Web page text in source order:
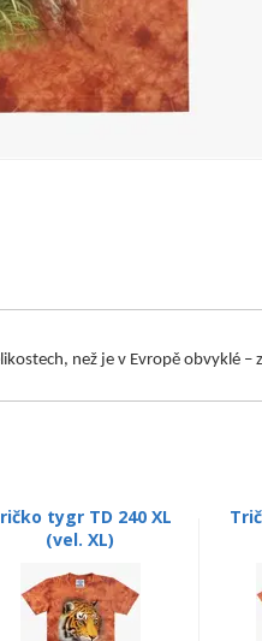
než je v Evropě obvyklé
tygr TD 240 XL
(vel. XL)